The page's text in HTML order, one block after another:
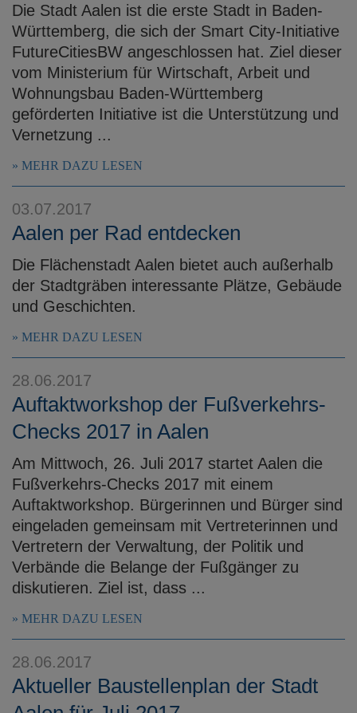
Die Stadt Aalen ist die erste Stadt in Baden-
Württemberg, die sich der Smart City-Initiative
FutureCitiesBW angeschlossen hat. Ziel dieser
vom Ministerium für Wirtschaft, Arbeit und
Wohnungsbau Baden-Württemberg
geförderten Initiative ist die Unterstützung und
Vernetzung ...
MEHR DAZU LESEN
03.07.2017
Aalen per Rad entdecken
Die Flächenstadt Aalen bietet auch außerhalb
der Stadtgräben interessante Plätze, Gebäude
und Geschichten.
MEHR DAZU LESEN
28.06.2017
Auftaktworkshop der Fußverkehrs-
Checks 2017 in Aalen
Am Mittwoch, 26. Juli 2017 startet Aalen die
Fußverkehrs-Checks 2017 mit einem
Auftaktworkshop. Bürgerinnen und Bürger sind
eingeladen gemeinsam mit Vertreterinnen und
Vertretern der Verwaltung, der Politik und
Verbände die Belange der Fußgänger zu
diskutieren. Ziel ist, dass ...
MEHR DAZU LESEN
28.06.2017
Aktueller Baustellenplan der Stadt